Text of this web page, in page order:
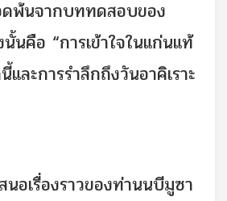
ดพ้นจากบททดสอบของ
นคือ “การเข้าใจในแก่นแท้
ละการรำลึกถึงวันอาคิเราะ
นอเรื่องราวของท่านนบีมูซา